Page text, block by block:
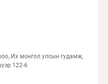
Их монгол улсын гудамж,
122-6